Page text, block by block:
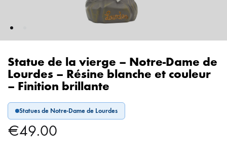
Statue de la vierge – Notre-Dame de
Lourdes – Résine blanche et couleur
– Finition brillante
Statues de Notre-Dame de Lourdes
€49.00